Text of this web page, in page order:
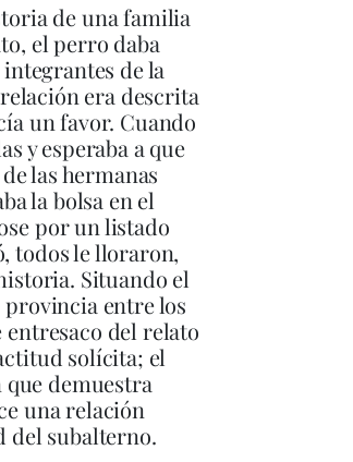
de una familia
el perro daba
de la
era descrita
un favor. Cuando
y esperaba a que
las hermanas
la bolsa en el
por un listado
todos le lloraron,
Situando el
entre los
entresaco del relato
solícita; el
demuestra
una relación
del subalterno.